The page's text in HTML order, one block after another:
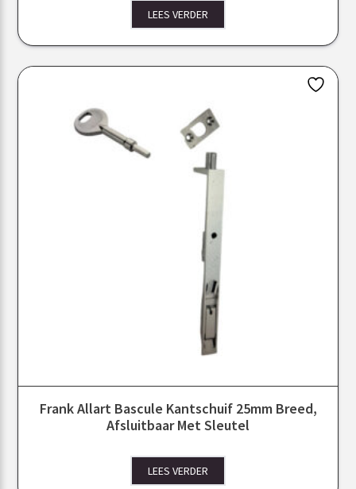
LEES VERDER
Frank Allart Bascule Kantschuif 25mm Breed,
Afsluitbaar Met Sleutel
LEES VERDER